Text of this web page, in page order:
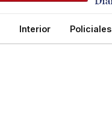
Interior Policiales